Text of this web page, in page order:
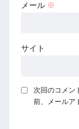
メール ※
サイト
次回のコメン
前、メールア